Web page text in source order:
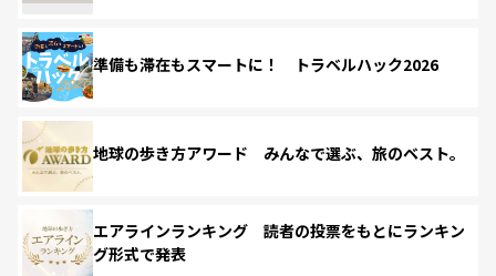
準備も滞在もスマートに！ トラベルハック2026
地球の歩き方アワード みんなで選ぶ、旅のベスト。
エアラインランキング 読者の投票をもとにランキン
グ形式で発表